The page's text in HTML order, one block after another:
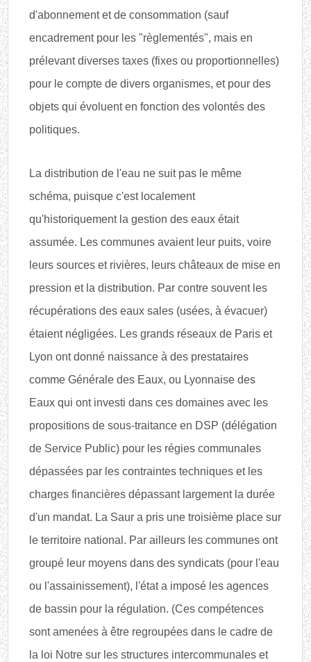
d'abonnement et de consommation (sauf
encadrement pour les "règlementés", mais en
prélevant diverses taxes (fixes ou proportionnelles)
pour le compte de divers organismes, et pour des
objets qui évoluent en fonction des volontés des
politiques.
La distribution de l'eau ne suit pas le même
schéma, puisque c'est localement
qu'historiquement la gestion des eaux était
assumée. Les communes avaient leur puits, voire
leurs sources et rivières, leurs châteaux de mise en
pression et la distribution. Par contre souvent les
récupérations des eaux sales (usées, à évacuer)
étaient négligées. Les grands réseaux de Paris et
Lyon ont donné naissance à des prestataires
comme Générale des Eaux, ou Lyonnaise des
Eaux qui ont investi dans ces domaines avec les
propositions de sous-traitance en DSP (délégation
de Service Public) pour les régies communales
dépassées par les contraintes techniques et les
charges financières dépassant largement la durée
d'un mandat. La Saur a pris une troisième place sur
le territoire national. Par ailleurs les communes ont
groupé leur moyens dans des syndicats (pour l'eau
ou l'assainissement), l'état a imposé les agences
de bassin pour la régulation. (Ces compétences
sont amenées à être regroupées dans le cadre de
la loi Notre sur les structures intercommunales et